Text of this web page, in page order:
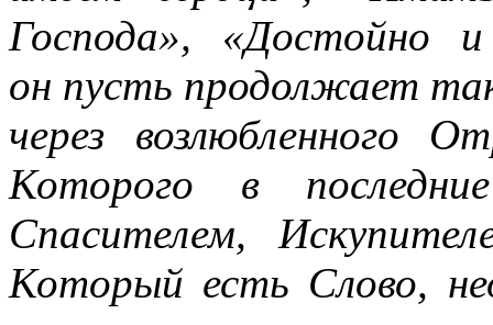
Господа», «Достойно
он пусть продолжает
через возлюбленного
Которого в
Спасителем,
Который есть Слово,